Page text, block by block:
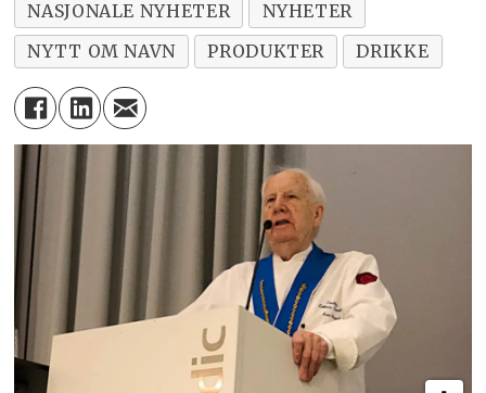
NASJONALE NYHETER
NYHETER
NYTT OM NAVN
PRODUKTER DRIKKE